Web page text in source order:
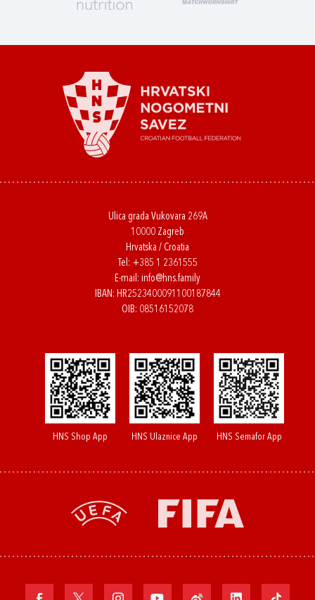
Ulica grada Vukovara 269A
10000 Zagreb
Hrvatska / Croatia
Tel: +385 1 2361555
E-mail: info@hns.family
IBAN: HR2523400091100187844
OIB: 08516152078
HNS Shop App HNS Ulaznice App HNS Semafor App